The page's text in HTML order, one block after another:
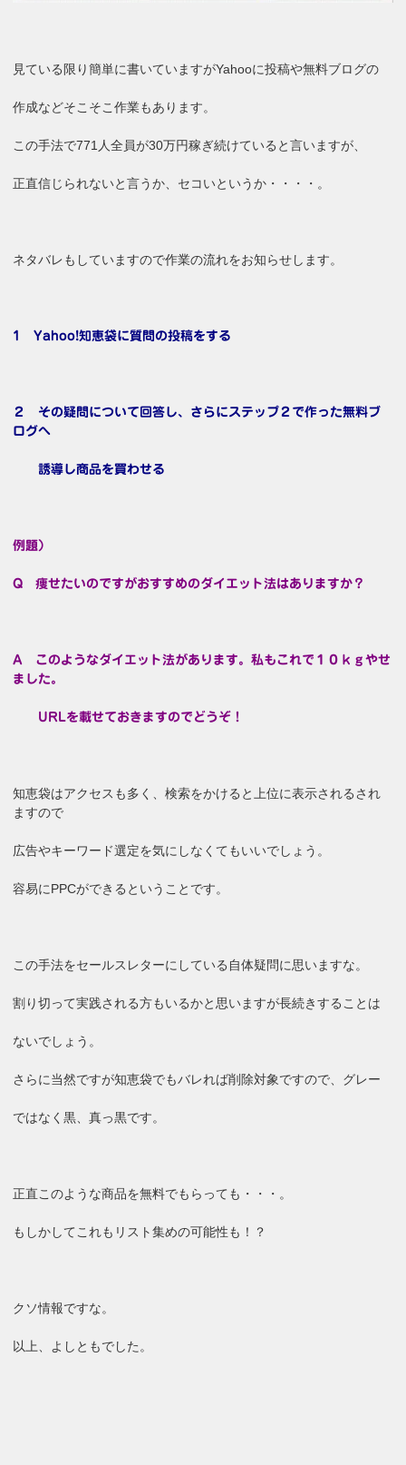
見ている限り簡単に書いていますがYahooに投稿や無料ブログの
作成などそこそこ作業もあります。
この手法で771人全員が30万円稼ぎ続けていると言いますが、
正直信じられないと言うか、セコいというか・・・・。
ネタバレもしていますので作業の流れをお知らせします。
1 Yahoo!知恵袋に質問の投稿をする
２ その疑問について回答し、さらにステップ２で作った無料ブ
ログへ
誘導し商品を買わせる
例題）
Q 痩せたいのですがおすすめのダイエット法はありますか？
A このようなダイエット法があります。私もこれで１０ｋｇやせ
ました。
URLを載せておきますのでどうぞ！
知恵袋はアクセスも多く、検索をかけると上位に表示されるされ
ますので
広告やキーワード選定を気にしなくてもいいでしょう。
容易にPPCができるということです。
この手法をセールスレターにしている自体疑問に思いますな。
割り切って実践される方もいるかと思いますが長続きすることは
ないでしょう。
さらに当然ですが知恵袋でもバレれば削除対象ですので、グレー
ではなく黒、真っ黒です。
正直このような商品を無料でもらっても・・・。
もしかしてこれもリスト集めの可能性も！？
クソ情報ですな。
以上、よしともでした。